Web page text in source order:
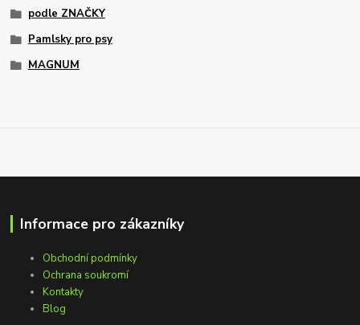
podle ZNAČKY
Pamlsky pro psy
MAGNUM
Informace pro zákazníky
Obchodní podmínky
Ochrana soukromí
Kontakty
Blog